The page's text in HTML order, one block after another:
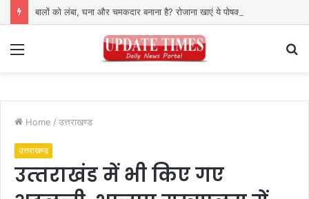
Home / उत्तराखण्ड
उत्तराखण्ड
उत्‍तराखंड में भी किए गए